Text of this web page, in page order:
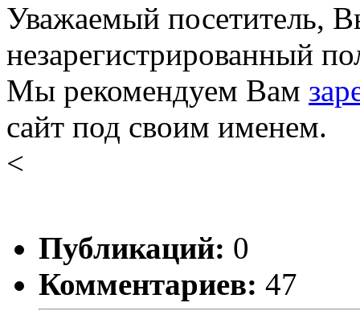
Уважаемый посетитель,
незарегистрированный
Мы рекомендуем Вам
сайт под своим именем.
<
Публикаций: 0
Комментариев: 47